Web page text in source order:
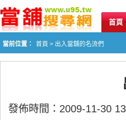
首頁
當前位置： 首頁 > 出入當舖的名流們
發佈時間：2009-11-30